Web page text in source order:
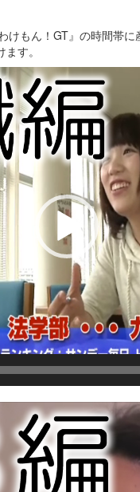
けもん！GT』の時間帯に
す。